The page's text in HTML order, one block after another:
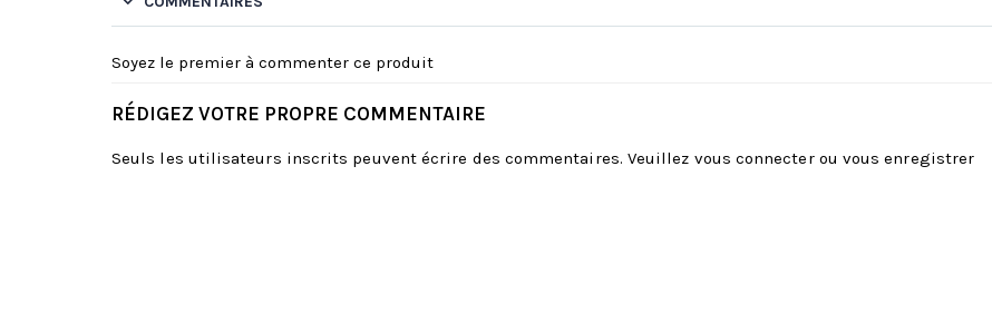
Soyez le premier à commenter ce produit
RÉDIGEZ VOTRE PROPRE COMMENTAIRE
Seuls les utilisateurs inscrits peuvent écrire des commentaires. Veuillez vous connecterou vous enregistrer